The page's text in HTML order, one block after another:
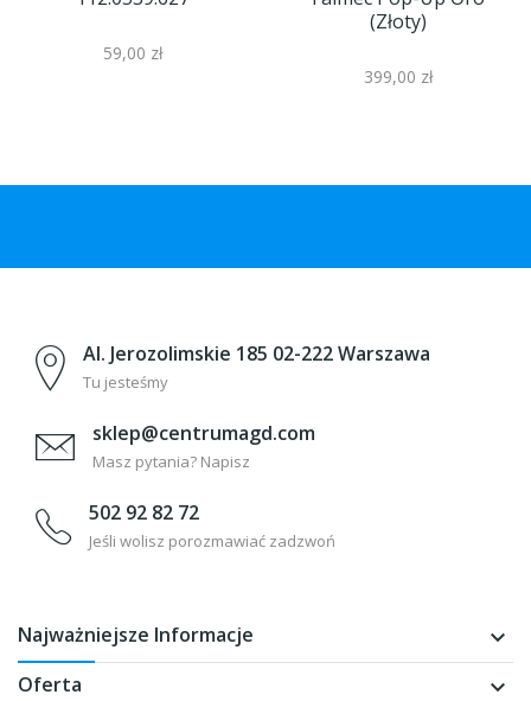
59,00 zł
(złoty)
399,00 zł
Al. Jerozolimskie 185 02-222 Warszawa
Tu jesteśmy
sklep@centrumagd.com
Masz pytania? Napisz
502 92 82 72
Jeśli wolisz porozmawiać zadzwoń
Najważniejsze Informacje keyboard_arrow_down
Oferta keyboard_arrow_down